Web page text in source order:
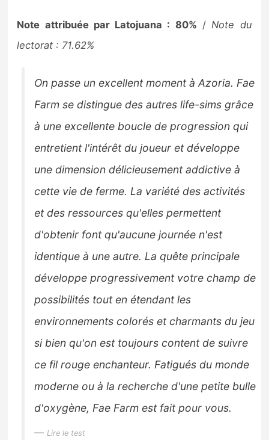
Note attribuée par Latojuana : 80% / Note du
lectorat : 71.62%
On passe un excellent moment à Azoria. Fae
Farm se distingue des autres life-sims grâce
à une excellente boucle de progression qui
entretient l'intérêt du joueur et développe
une dimension délicieusement addictive à
cette vie de ferme. La variété des activités
et des ressources qu'elles permettent
d'obtenir font qu'aucune journée n'est
identique à une autre. La quête principale
développe progressivement votre champ de
possibilités tout en étendant les
environnements colorés et charmants du jeu
si bien qu'on est toujours content de suivre
ce fil rouge enchanteur. Fatigués du monde
moderne ou à la recherche d'une petite bulle
d'oxygène, Fae Farm est fait pour vous.
Lire le test